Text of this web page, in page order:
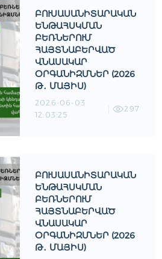
ԲՈՒՍԱՍԱՆԻՏԱՐԱԿԱՆ
ԵՆԹԱՀՍԿՄԱՆ
ԲԵՌՆԵՐՈՒՄ
ՀԱՅՏՆԱԲԵՐՎԱԾ
ՎՆԱՍԱԿԱՐ
ՕՐԳԱՆԻԶՄՆԵՐ (2026
Թ․ ՄԱՅԻՍ)
2026-06-03
12:03:25
297
ԲՈՒՍԱՍԱՆԻՏԱՐԱԿԱՆ
ԵՆԹԱՀՍԿՄԱՆ
ԲԵՌՆԵՐՈՒՄ
ՀԱՅՏՆԱԲԵՐՎԱԾ
ՎՆԱՍԱԿԱՐ
ՕՐԳԱՆԻԶՄՆԵՐ (2026
Թ․ ՄԱՅԻՍ)